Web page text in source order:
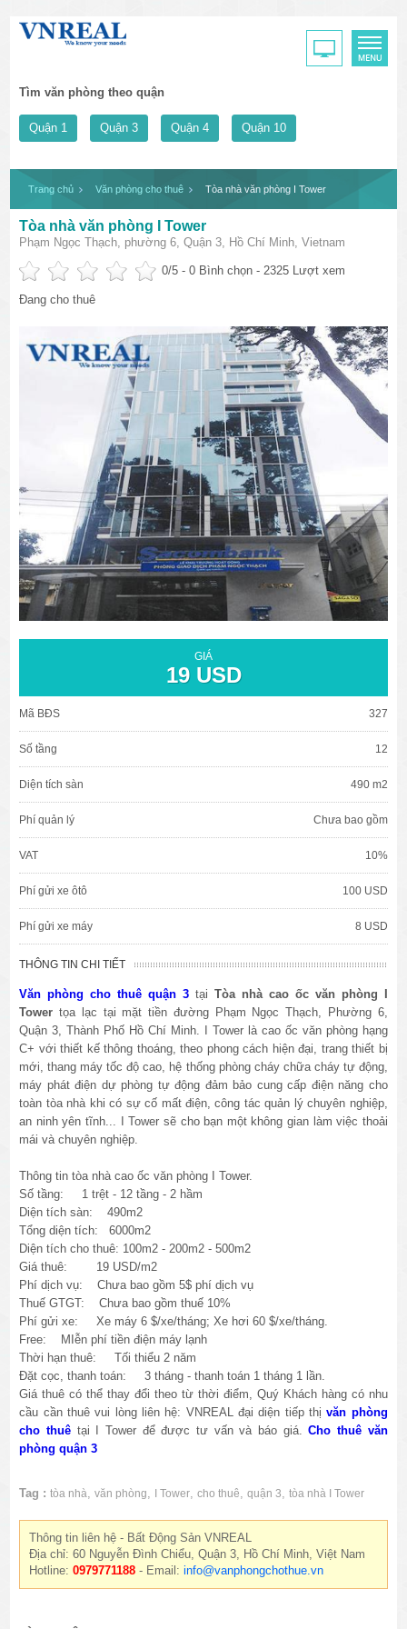
Tìm văn phòng theo quận
Quận 1 Quận 3 Quận 4 Quận 10
Trang chủ Văn phòng cho thuê Tòa nhà văn phòng I Tower
Tòa nhà văn phòng I Tower
Phạm Ngọc Thạch, phường 6, Quận 3, Hồ Chí Minh, Vietnam
0/5 -0 Bình chọn - 2325 Lượt xem
Đang cho thuê
GIÁ
19 USD
Mã BĐS 327
Số tầng 12
Diện tích sàn 490 m2
Phí quản lý Chưa bao gồm
VAT 10%
Phí gửi xe ôtô 100 USD
Phí gửi xe máy 8 USD
THÔNG TIN CHI TIẾT
Văn phòng cho thuê quận 3 tại Tòa nhà cao ốc văn phòng I
Tower tọa lạc tại mặt tiền đường Phạm Ngọc Thạch, Phường 6,
Quận 3, Thành Phố Hồ Chí Minh. I Tower là cao ốc văn phòng hạng
C+ với thiết kế thông thoáng, theo phong cách hiện đại, trang thiết bị
mới, thang máy tốc độ cao, hệ thống phòng cháy chữa cháy tự động,
máy phát điện dự phòng tự động đảm bảo cung cấp điện năng cho
toàn tòa nhà khi có sự cố mất điện, công tác quản lý chuyên nghiệp,
an ninh yên tĩnh... I Tower​ sẽ cho bạn một không gian làm việc thoải
mái và chuyên nghiệp.
Thông tin tòa nhà cao ốc văn phòng I Tower.
Số tầng: 1 trệt - 12 tầng - 2 hầm
Diện tích sàn: 490m2
Tổng diện tích: 6000m2
Diện tích cho thuê: 100m2 - 200m2 - 500m2
Giá thuê: 19 USD/m2
Phí dịch vụ: Chưa bao gồm 5$ phí dịch vụ
Thuế GTGT: Chưa bao gồm thuế 10%
Phí gửi xe: Xe máy 6 $/xe/tháng; Xe hơi 60 $/xe/tháng.
Free: MIễn phí tiền điện máy lạnh
Thời hạn thuê: Tối thiểu 2 năm
Đặt cọc, thanh toán: 3 tháng - thanh toán 1 tháng 1 lần.
Giá thuê có thể thay đổi theo từ thời điểm, Quý Khách hàng có nhu
cầu cần thuê vui lòng liên hệ: VNREAL đại diện tiếp thịvăn phòng
cho thuêtại I Tower để được tư vấn và báo giá.Cho thuê văn
phòng quận 3
Tag : tòa nhà,văn phòng, I Tower,cho thuê,quận 3,tòa nhà I Tower
Thông tin liên hệ - Bất Động Sản VNREAL
Địa chỉ: 60 Nguyễn Đình Chiểu, Quận 3, Hồ Chí Minh, Việt Nam
Hotline:0979771188 - Email:info@vanphongchothue.vn
văn phòng cho thuê quận 3
văn phòng quận 1
văn phòng quận 3
cao ốc văn phòng quận 1
cao ốc văn phòng quận 3